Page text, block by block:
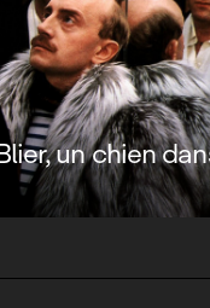
un chien